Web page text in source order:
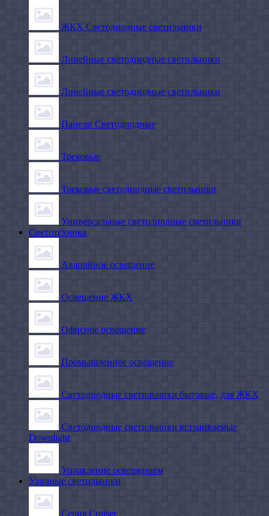
ЖКХ Светодиодные светильники
Линейные светодиодные светильники
Линейные светодиодные светильники
Панели Светодиодные
Трековые
Трековые светодиодные светильники
Универсальные светодиодные светильники
Светотехника
Аварийное освещение
Освещение ЖКХ
Офисное освещение
Промышленное освещение
Светодиодные светильники бытовые, для ЖКХ
Светодиодные светильники встраиваемые
Downlight
Управление освещением
Уличные светильники
Серия Cruiser